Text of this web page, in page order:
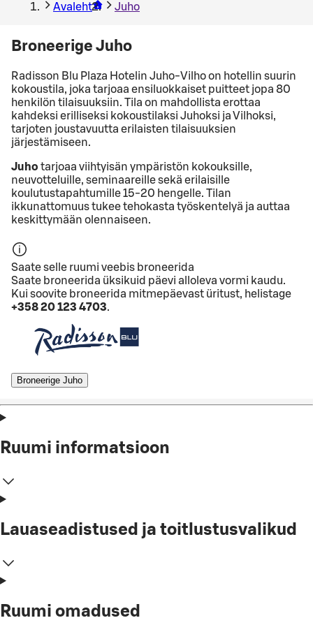
Avaleht
Juho
Broneerige Juho
Radisson Blu Plaza Hotelin Juho-Vilho on hotellin suurin
kokoustila, joka tarjoaa ensiluokkaiset puitteet jopa 80
henkilön tilaisuuksiin. Tila on mahdollista erottaa
kahdeksi erilliseksi kokoustilaksi Juhoksi ja Vilhoksi,
tarjoten joustavuutta erilaisten tilaisuuksien
järjestämiseen.
Juho tarjoaa viihtyisän ympäristön kokouksille,
neuvotteluille, seminaareille sekä erilaisille
koulutustapahtumille 15-20 hengelle. Tilan
ikkunattomuus tukee tehokasta työskentelyä ja auttaa
keskittymään olennaiseen.
Saate selle ruumi veebis broneerida
Saate broneerida üksikuid päevi alloleva vormi kaudu.
Kui soovite broneerida mitmepäevast üritust, helistage
+358 20 123 4703.
Broneerige Juho
Ruumi informatsioon
Lauaseadistused ja toitlustusvalikud
Ruumi omadused